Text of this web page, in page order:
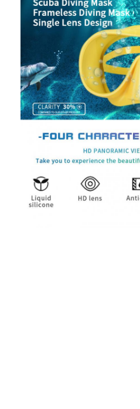
video
Về chúng tôi
Chuyến tham quan nhà máy
Kiểm soát chất lượng
Liên hệ với chúng tôi
Tin tức
Các vụ án